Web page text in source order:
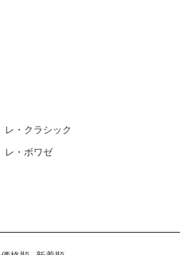
レ・クラシック
レ・ボワゼ